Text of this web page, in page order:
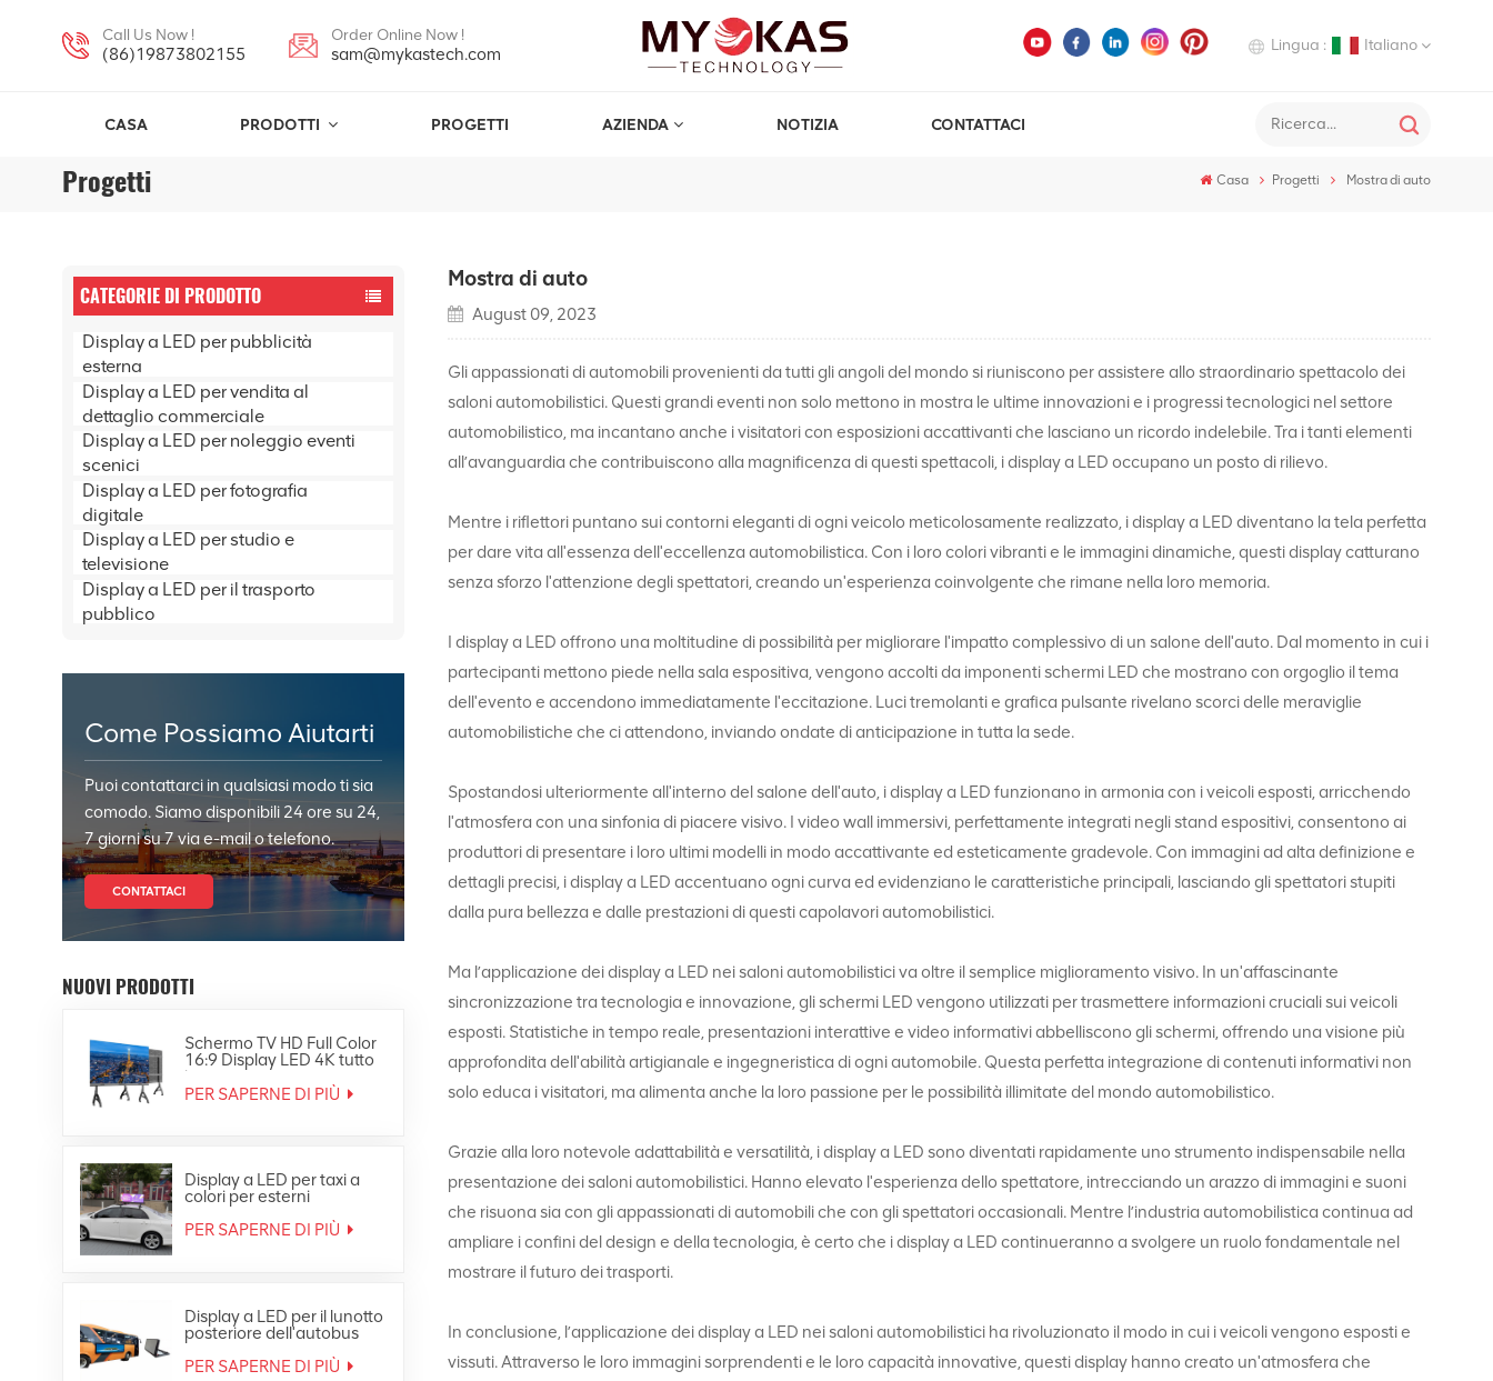
Call Us Now !
(86)19873802155
Order Online Now !
sam@mykastech.com Lingua : Italiano
CASA PRODOTTI PROGETTI AZIENDA NOTIZIA CONTATTACI
Progetti Casa Progetti Mostra di auto
CATEGORIE DI PRODOTTO
Display a LED per pubblicità
esterna
Display a LED per vendita al
dettaglio commerciale
Display a LED per noleggio eventi
scenici
Display a LED per fotografia
digitale
Display a LED per studio e
televisione
Display a LED per il trasporto
pubblico
Come Possiamo Aiutarti
Puoi contattarci in qualsiasi modo ti sia
comodo. Siamo disponibili 24 ore su 24,
7 giorni su 7 via e-mail o telefono.
CONTATTACI
NUOVI PRODOTTI
Schermo TV HD Full Color
16:9 Display LED 4K tutto
in uno
PER SAPERNE DI PIÙ
Display a LED per taxi a
colori per esterni
impermeabile in
movimento sul tetto
PER SAPERNE DI PIÙ
Display a LED per il lunotto
posteriore dell'autobus
pubblicitario a colori per
esterni
PER SAPERNE DI PIÙ
Mostra di auto
August 09, 2023
Gli appassionati di automobili provenienti da tutti gli angoli del mondo si riuniscono per assistere allo straordinario spettacolo dei
saloni automobilistici. Questi grandi eventi non solo mettono in mostra le ultime innovazioni e i progressi tecnologici nel settore
automobilistico, ma incantano anche i visitatori con esposizioni accattivanti che lasciano un ricordo indelebile. Tra i tanti elementi
all’avanguardia che contribuiscono alla magnificenza di questi spettacoli, i display a LED occupano un posto di rilievo.
Mentre i riflettori puntano sui contorni eleganti di ogni veicolo meticolosamente realizzato, i display a LED diventano la tela perfetta
per dare vita all'essenza dell'eccellenza automobilistica. Con i loro colori vibranti e le immagini dinamiche, questi display catturano
senza sforzo l'attenzione degli spettatori, creando un'esperienza coinvolgente che rimane nella loro memoria.
I display a LED offrono una moltitudine di possibilità per migliorare l'impatto complessivo di un salone dell'auto. Dal momento in cui i
partecipanti mettono piede nella sala espositiva, vengono accolti da imponenti schermi LED che mostrano con orgoglio il tema
dell'evento e accendono immediatamente l'eccitazione. Luci tremolanti e grafica pulsante rivelano scorci delle meraviglie
automobilistiche che ci attendono, inviando ondate di anticipazione in tutta la sede.
Spostandosi ulteriormente all'interno del salone dell'auto, i display a LED funzionano in armonia con i veicoli esposti, arricchendo
l'atmosfera con una sinfonia di piacere visivo. I video wall immersivi, perfettamente integrati negli stand espositivi, consentono ai
produttori di presentare i loro ultimi modelli in modo accattivante ed esteticamente gradevole. Con immagini ad alta definizione e
dettagli precisi, i display a LED accentuano ogni curva ed evidenziano le caratteristiche principali, lasciando gli spettatori stupiti
dalla pura bellezza e dalle prestazioni di questi capolavori automobilistici.
Ma l’applicazione dei display a LED nei saloni automobilistici va oltre il semplice miglioramento visivo. In un'affascinante
sincronizzazione tra tecnologia e innovazione, gli schermi LED vengono utilizzati per trasmettere informazioni cruciali sui veicoli
esposti. Statistiche in tempo reale, presentazioni interattive e video informativi abbelliscono gli schermi, offrendo una visione più
approfondita dell'abilità artigianale e ingegneristica di ogni automobile. Questa perfetta integrazione di contenuti informativi non
solo educa i visitatori, ma alimenta anche la loro passione per le possibilità illimitate del mondo automobilistico.
Grazie alla loro notevole adattabilità e versatilità, i display a LED sono diventati rapidamente uno strumento indispensabile nella
presentazione dei saloni automobilistici. Hanno elevato l'esperienza dello spettatore, intrecciando un arazzo di immagini e suoni
che risuona sia con gli appassionati di automobili che con gli spettatori occasionali. Mentre l’industria automobilistica continua ad
ampliare i confini del design e della tecnologia, è certo che i display a LED continueranno a svolgere un ruolo fondamentale nel
mostrare il futuro dei trasporti.
In conclusione, l’applicazione dei display a LED nei saloni automobilistici ha rivoluzionato il modo in cui i veicoli vengono esposti e
vissuti. Attraverso le loro immagini sorprendenti e le loro capacità innovative, questi display hanno creato un'atmosfera che